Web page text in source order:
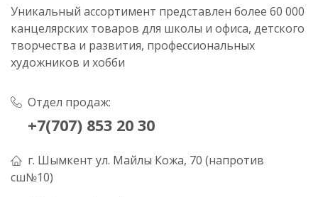
Уникальный ассортимент представлен более 60 000
канцелярских товаров для школы и офиса, детского
творчества и развития, профессиональных
художников и хобби
Отдел продаж:
+7(707) 853 20 30
г. Шымкент ул. Майлы Кожа, 70 (напротив
сш№10)